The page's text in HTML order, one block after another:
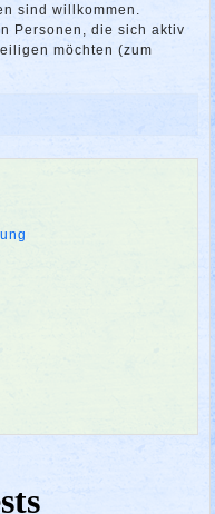
sind willkommen.
Personen, die sich aktiv
möchten (zum